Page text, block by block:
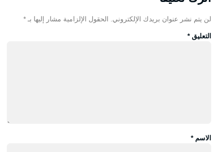
لن يتم نشر عنوان بريدك الإلكتروني. الحقول الإلزامية مشار إليها بـ *
التعليق*
الاسم*